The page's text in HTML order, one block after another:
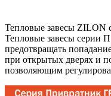
Тепловые завесы ZILON
Тепловые завесы серии
предотвращать
при открытых дверях и
позволяющим